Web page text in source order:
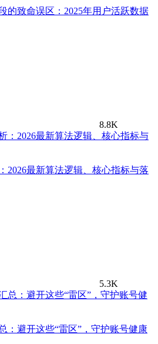
的致命误区：2025年用户活跃数据
8.8K
2026最新算法逻辑、核心指标与落
5.3K
：避开这些“雷区”，守护账号健康